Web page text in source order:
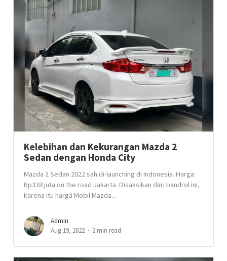
Kelebihan dan Kekurangan Mazda 2
Sedan dengan Honda City
Mazda 2 Sedan 2022 sah di-launching di Indonesia. Harga
Rp338 juta on the road Jakarta. Disaksikan dari bandrol ini,
karena itu harga Mobil Mazda...
Admin
Aug 19, 2022
2 min read